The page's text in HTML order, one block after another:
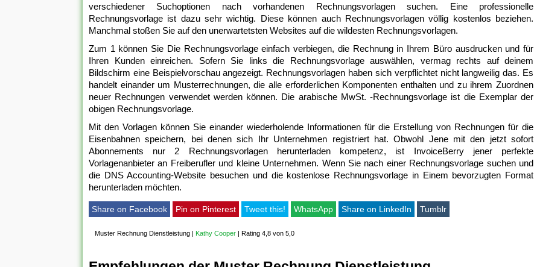
verschiedener Suchoptionen nach vorhandenen Rechnungsvorlagen suchen. Eine professionelle
Rechnungsvorlage ist dazu sehr wichtig. Diese können auch Rechnungsvorlagen völlig kostenlos beziehen.
Manchmal stoßen Sie auf den unerwartetsten Websites auf die wildesten Rechnungsvorlagen.
Zum 1 können Sie Die Rechnungsvorlage einfach verbiegen, die Rechnung in Ihrem Büro ausdrucken und für
Ihren Kunden einreichen. Sofern Sie links die Rechnungsvorlage auswählen, vermag rechts auf deinem
Bildschirm eine Beispielvorschau angezeigt. Rechnungsvorlagen haben sich verpflichtet nicht langweilig das. Es
handelt einander um Musterrechnungen, die alle erforderlichen Komponenten enthalten und zu ihrem Zuordnen
neuer Rechnungen verwendet werden können. Die arabische MwSt. -Rechnungsvorlage ist die Exemplar der
obigen Rechnungsvorlage.
Mit den Vorlagen können Sie einander wiederholende Informationen für die Erstellung von Rechnungen für die
Eisenbahnen speichern, bei denen sich Ihr Unternehmen registriert hat. Obwohl Jene mit den jetzt sofort
Abonnements nur 2 Rechnungsvorlagen herunterladen kompetenz, ist InvoiceBerry jener perfekte
Vorlagenanbieter an Freiberufler und kleine Unternehmen. Wenn Sie nach einer Rechnungsvorlage suchen und
die DNS Accounting-Website besuchen und die kostenlose Rechnungsvorlage in Einem bevorzugten Format
herunterladen möchten.
Share on Facebook Pin on Pinterest Tweet this! WhatsApp Share on LinkedIn Tumblr
Muster Rechnung Dienstleistung | Kathy Cooper | Rating 4,8 von 5,0